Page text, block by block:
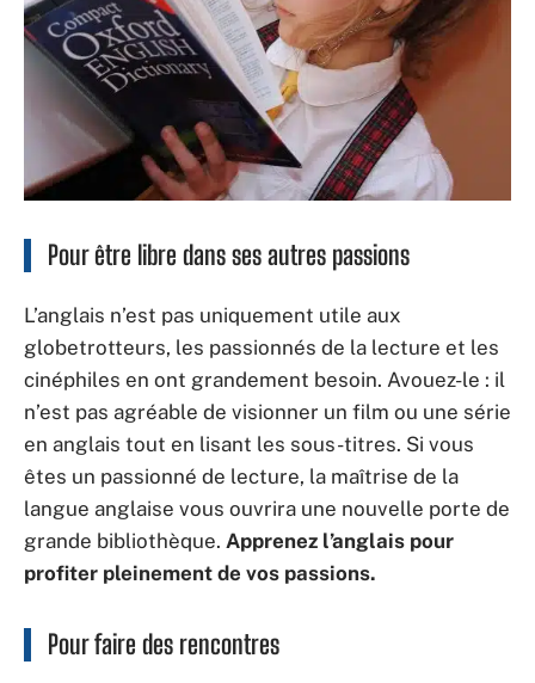
Pour être libre dans ses autres passions
L’anglais n’est pas uniquement utile aux
globetrotteurs, les passionnés de la lecture et les
cinéphiles en ont grandement besoin. Avouez-le : il
n’est pas agréable de visionner un film ou une série
en anglais tout en lisant les sous-titres. Si vous
êtes un passionné de lecture, la maîtrise de la
langue anglaise vous ouvrira une nouvelle porte de
grande bibliothèque. Apprenez l’anglais pour
profiter pleinement de vos passions.
Pour faire des rencontres